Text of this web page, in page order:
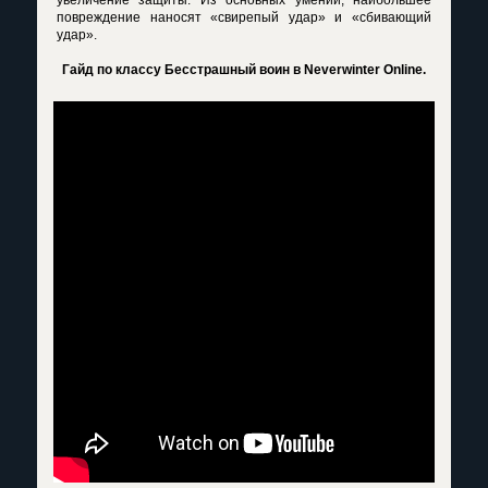
повреждение наносят «свирепый удар» и «сбивающий
удар».
Гайд по классу Бесстрашный воин в Neverwinter Online.